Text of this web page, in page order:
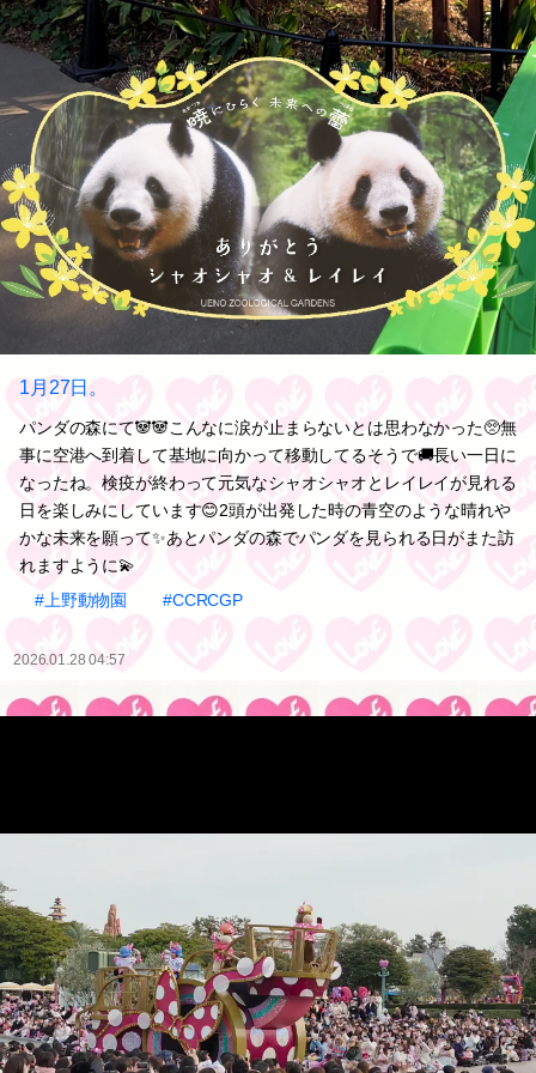
1月27日。
パンダの森にて🐼🐼こんなに涙が止まらないとは思わなかった🥺無
事に空港へ到着して基地に向かって移動してるそうで🚚長い一日に
なったね。検疫が終わって元気なシャオシャオとレイレイが見れる
日を楽しみにしています😊2頭が出発した時の青空のような晴れや
かな未来を願って✨あとパンダの森でパンダを見られる日がまた訪
れますように💫
#上野動物園
#CCRCGP
2026.01.28 04:57